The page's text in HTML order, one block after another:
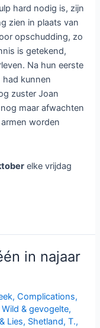
Field /Laat een
wordt op de
één de Britse
The Crimson
De serie
afleveringen.
Field speelt zich af
van Frankrijk
In de
een dagelijkse
zodat ze weer
zien in plaats van
opschudding, zo